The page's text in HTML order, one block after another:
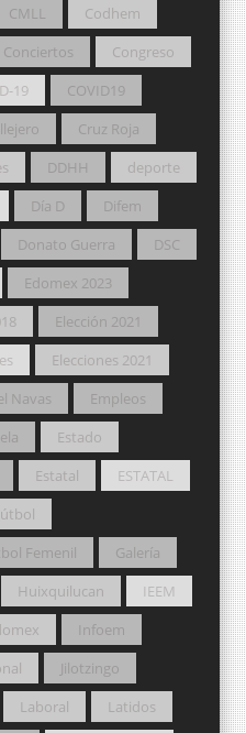
CMLL
Codhem
Conciertos
Congreso
19
COVID19
Cruz Roja
DDHH
deporte
Día D
Difem
Donato Guerra
DSC
Edomex 2023
Elección 2021
Elecciones 2021
Navas
Empleos
Estado
Estatal
ESTATAL
Femenil
Galería
Huixquilucan
IEEM
Infoem
Jilotzingo
Laboral
Latidos